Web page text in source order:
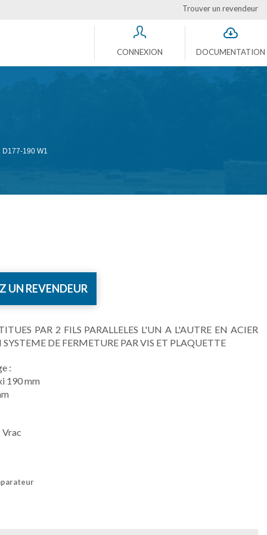
Trouver un revendeur
CONNEXION DOCUMENTATION
D177-190 W1
UN REVENDEUR
PAR 2 FILS PARALLELES L'UN A L'AUTRE EN ACIER
DE FERMETURE PAR VIS ET PLAQUETTE
:
190 mm